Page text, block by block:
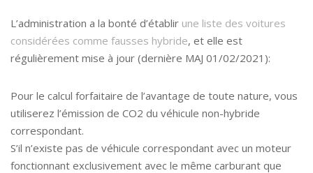
L’administration a la bonté d’établir une liste des voitures
considérées comme fausses hybride, et elle est
régulièrement mise à jour (dernière MAJ 01/02/2021):
Pour le calcul forfaitaire de l’avantage de toute nature, vous
utiliserez l’émission de CO2 du véhicule non-hybride
correspondant.
S’il n’existe pas de véhicule correspondant avec un moteur
fonctionnant exclusivement avec le même carburant que